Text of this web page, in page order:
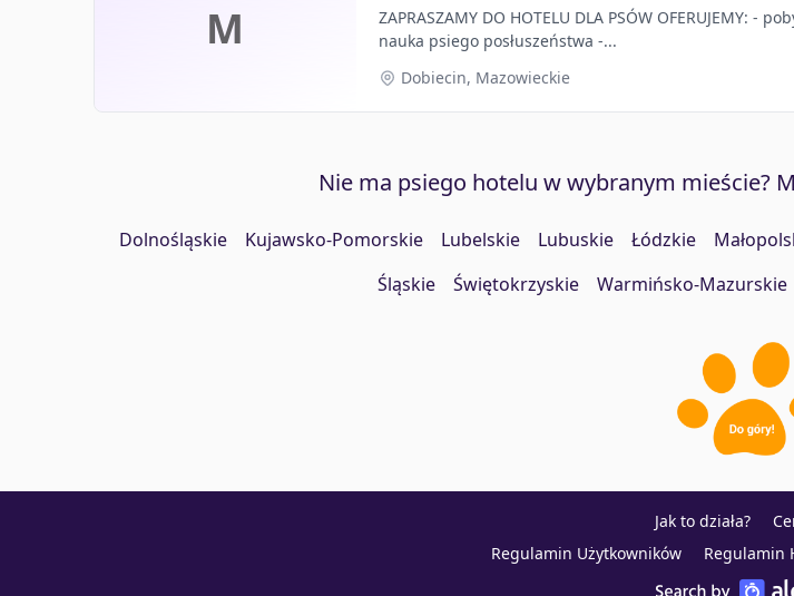
M
ZAPRASZAMY DO HOTELU DLA PSÓW OFERUJEMY:
nauka psiego posłuszeństwa -...
Dobiecin, Mazowieckie
Nie ma psiego hotelu w wybranym mieście?
Dolnośląskie Kujawsko-Pomorskie Lubelskie Lubuskie Łódzkie
Śląskie
Świętokrzyskie Warmińsko-Mazurskie
Jak to działa?
Regulamin Użytkowników
Regulamin